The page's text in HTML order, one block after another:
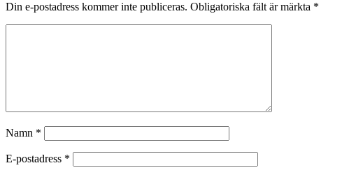
Din e-postadress kommer inte publiceras. Obligatoriska fält är märkta *
Namn *
E-postadress *